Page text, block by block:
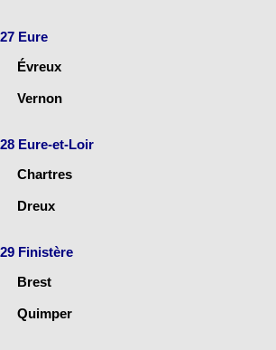
27 Eure
Évreux
Vernon
28 Eure-et-Loir
Chartres
Dreux
29 Finistère
Brest
Quimper